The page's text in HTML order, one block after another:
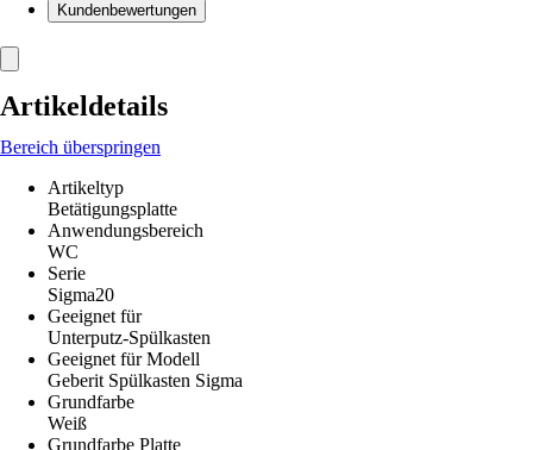
Kundenbewertungen
Artikeldetails
Bereich überspringen
Artikeltyp
Betätigungsplatte
Anwendungsbereich
WC
Serie
Sigma20
Geeignet für
Unterputz-Spülkasten
Geeignet für Modell
Geberit Spülkasten Sigma
Grundfarbe
Weiß
Grundfarbe Platte